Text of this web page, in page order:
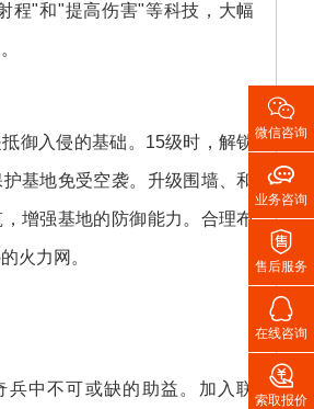
程"和"提高伤害"等科技，大幅
御入侵的基础。15级时，解锁
基地免受空袭。升级围墙、和
增强基地的防御能力。合理布
火力网。
兵中不可或缺的助益。加入联

微信咨询

业务咨询

售后服务

在线咨询

索取报价